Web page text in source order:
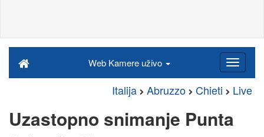
Web Kamere uživo
Italija Abruzzo Chieti Live
Uzastopno snimanje Punta